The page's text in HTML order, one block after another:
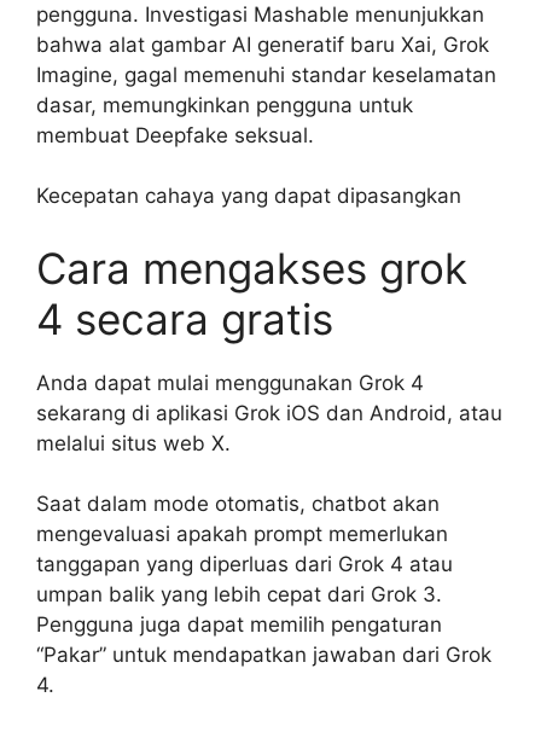
pengguna. Investigasi Mashable menunjukkan
bahwa alat gambar AI generatif baru Xai, Grok
Imagine, gagal memenuhi standar keselamatan
dasar, memungkinkan pengguna untuk
membuat Deepfake seksual.
Kecepatan cahaya yang dapat dipasangkan
Cara mengakses grok
4 secara gratis
Anda dapat mulai menggunakan Grok 4
sekarang di aplikasi Grok iOS dan Android, atau
melalui situs web X.
Saat dalam mode otomatis, chatbot akan
mengevaluasi apakah prompt memerlukan
tanggapan yang diperluas dari Grok 4 atau
umpan balik yang lebih cepat dari Grok 3.
Pengguna juga dapat memilih pengaturan
“Pakar” untuk mendapatkan jawaban dari Grok
4.